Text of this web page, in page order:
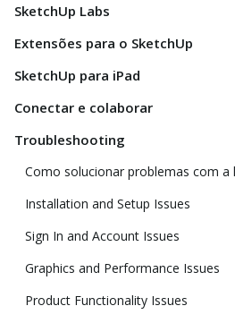
SketchUp Labs
Extensões para o SketchUp
SketchUp para iPad
Conectar e colaborar
Troubleshooting
Como solucionar problemas com a
Installation and Setup Issues
Sign In and Account Issues
Graphics and Performance Issues
Product Functionality Issues